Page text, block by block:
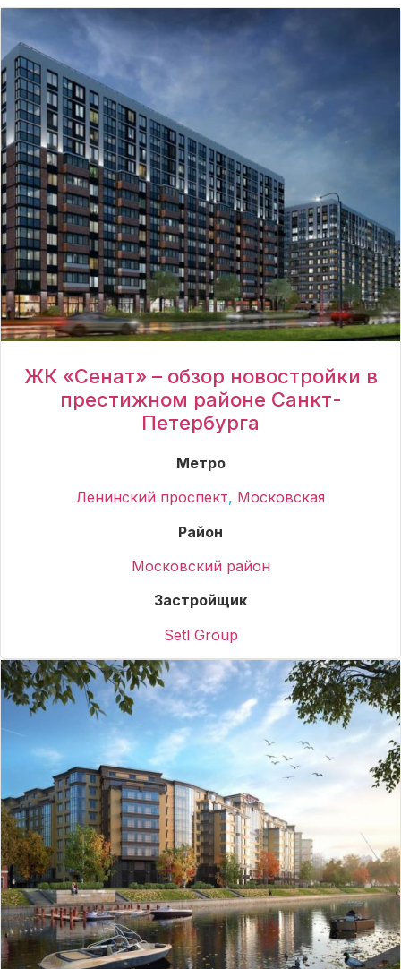
ЖК «Сенат» – обзор новостройки в
престижном районе Санкт-
Петербурга
Метро
Ленинский проспект, Московская
Район
Московский район
Застройщик
Setl Group